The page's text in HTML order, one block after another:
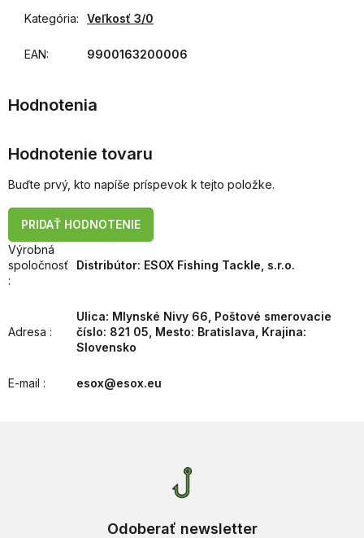
Kategória: Veľkosť 3/0
EAN: 9900163200006
Hodnotenie tovaru
Buďte prvý, kto napíše príspevok k tejto položke.
PRIDAŤ HODNOTENIE
Výrobná
spoločnosť
:
Distribútor: ESOX Fishing Tackle, s.r.o.
Adresa :
Ulica: Mlynské Nivy 66, Poštové smerovacie
číslo: 821 05, Mesto: Bratislava, Krajina:
Slovensko
E-mail : esox@esox.eu
Odoberať newsletter